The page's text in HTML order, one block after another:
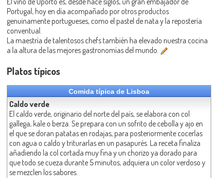
Portugal, hoy en día acompañado por otros productos
genuinamente portugueses, como el pastel de nata y la repostería
conventual.
La maestría de talentosos chefs también ha elevado nuestra cocina
a la altura de las mejores gastronomías del mundo.
Platos típicos
Comida típica de Lisboa
Caldo verde
El caldo verde, originario del norte del país, se elabora con col
gallega, kale o berza. Se prepara con un sofrito de cebolla y ajo en
el que se doran patatas en rodajas, para posteriormente cocerlas
con agua o caldo y triturarlas en un pasapurés. La receta finaliza
añadiendo la col cortada muy fina y un chorizo ya dorado para
que todo se cueza durante 5 minutos, adquiera un color verdoso y
se mezclen los sabores.